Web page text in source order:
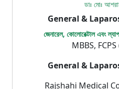
ডাঃ মোঃ
General &
জেনারেল, কোলোরেক্টাল এবং
MBBS,
General &
Rajshahi Medical